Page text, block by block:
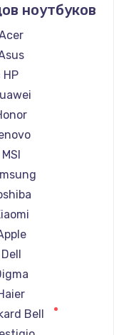
ноутбуков
Bell